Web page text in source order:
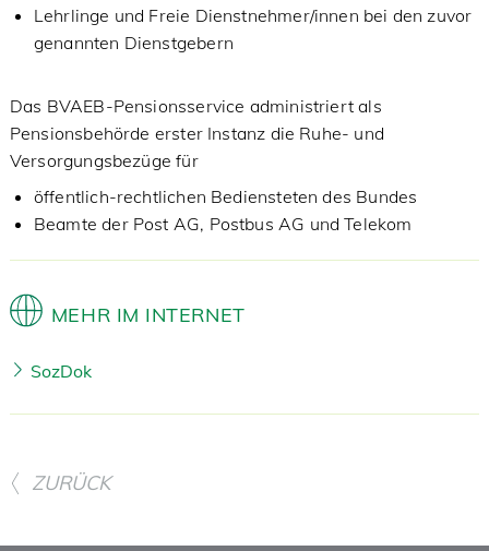
Lehrlinge und Freie Dienstnehmer/innen bei den zuvor
genannten Dienstgebern
Das BVAEB-Pensionsservice administriert als
Pensionsbehörde erster Instanz die Ruhe- und
Versorgungsbezüge für
öffentlich-rechtlichen Bediensteten des Bundes
Beamte der Post AG, Postbus AG und Telekom
MEHR IM INTERNET
SozDok
ZURÜCK